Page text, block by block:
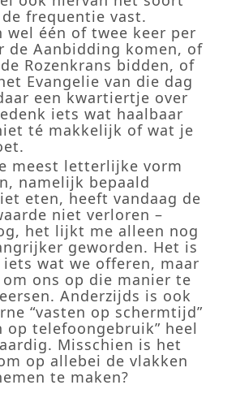
frequentie vast.
wel één of twee keer per
de Aanbidding komen, of
Rozenkrans bidden, of
Evangelie van die dag
een kwartiertje over
iets wat haalbaar
té makkelijk of wat je
meest letterlijke vorm
namelijk bepaald
eten, heeft vandaag de
niet verloren –
het lijkt me alleen nog
geworden. Het is
wat we offeren, maar
ons op die manier te
Anderzijds is ook
“vasten op schermtijd”
op telefoongebruik” heel
Misschien is het
op allebei de vlakken
te maken?